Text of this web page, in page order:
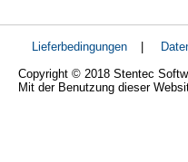
Lieferbedingungen |
Copyright © 2018 Stentec
Mit der Benutzung dieser